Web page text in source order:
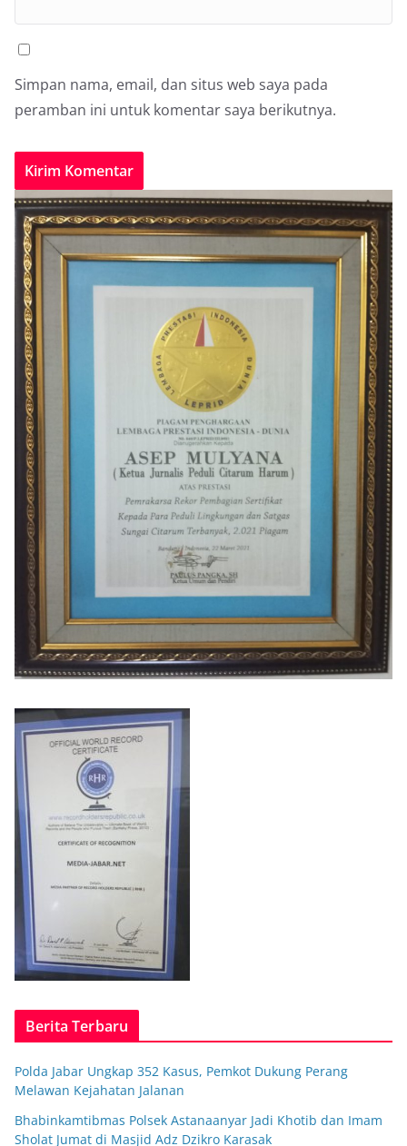
Simpan nama, email, dan situs web saya pada
peramban ini untuk komentar saya berikutnya.
Berita Terbaru
Polda Jabar Ungkap 352 Kasus, Pemkot Dukung Perang
Melawan Kejahatan Jalanan
Bhabinkamtibmas Polsek Astanaanyar Jadi Khotib dan Imam
Sholat Jumat di Masjid Adz Dzikro Karasak